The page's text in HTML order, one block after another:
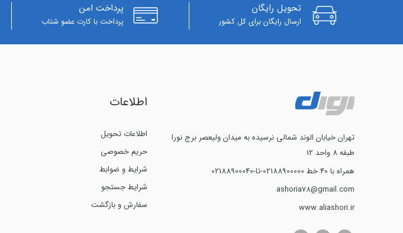
تحویل رایگان
ارسال رایگان برای کل کشور
پرداخت امن
پرداخت با کارت عضو شتاب
تهران خیابان الوند شمالی نرسیده به میدان ولیعصر برج نورا
طبقه 8 واحد 12
همراه با 40 خط 02188900000-تا-02188900040
ashoria78@gmail.com
www.aliashori.ir
اطلاعات
اطلاعات تحویل
حریم خصوصی
شرایط و ضوابط
شرایط جستجو
سفارش و بازگشت